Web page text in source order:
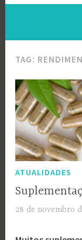
TAG:
ATUALIDADES
28 de novembro